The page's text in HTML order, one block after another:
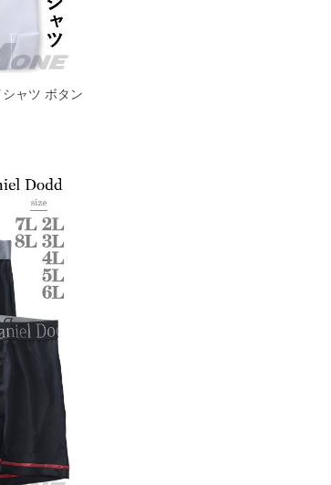
ャツ ボタン